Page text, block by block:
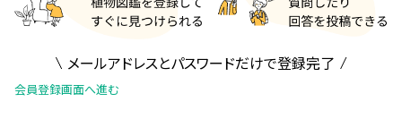
メールアドレスとパスワードだけで登録完了
会員登録画面へ進む